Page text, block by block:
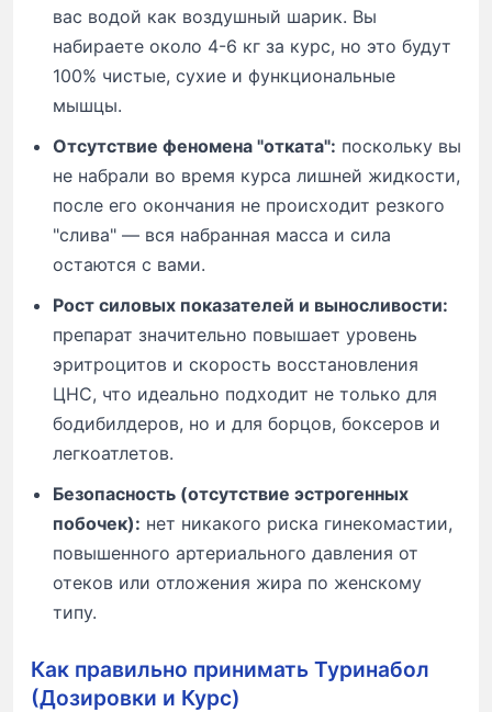
вас водой как воздушный шарик. Вы
набираете около 4-6 кг за курс, но это будут
100% чистые, сухие и функциональные
мышцы.
Отсутствие феномена "отката": поскольку вы
не набрали во время курса лишней жидкости,
после его окончания не происходит резкого
"слива" — вся набранная масса и сила
остаются с вами.
Рост силовых показателей и выносливости:
препарат значительно повышает уровень
эритроцитов и скорость восстановления
ЦНС, что идеально подходит не только для
бодибилдеров, но и для борцов, боксеров и
легкоатлетов.
Безопасность (отсутствие эстрогенных
побочек): нет никакого риска гинекомастии,
повышенного артериального давления от
отеков или отложения жира по женскому
типу.
Как правильно принимать Туринабол
(Дозировки и Курс)